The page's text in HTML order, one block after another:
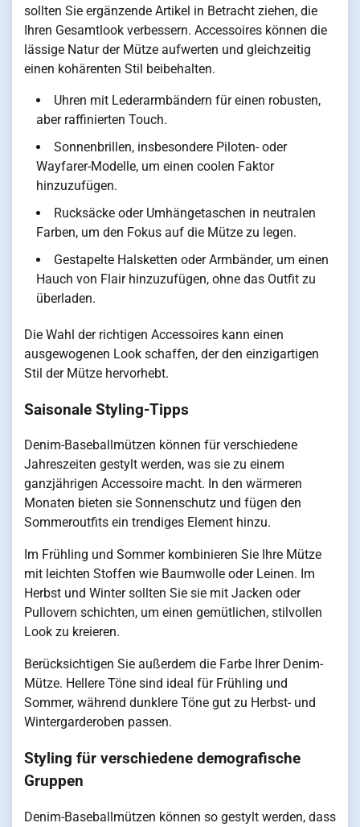
sollten Sie ergänzende Artikel in Betracht ziehen, die
Ihren Gesamtlook verbessern. Accessoires können die
lässige Natur der Mütze aufwerten und gleichzeitig
einen kohärenten Stil beibehalten.
Uhren mit Lederarmbändern für einen robusten,
aber raffinierten Touch.
Sonnenbrillen, insbesondere Piloten- oder
Wayfarer-Modelle, um einen coolen Faktor
hinzuzufügen.
Rucksäcke oder Umhängetaschen in neutralen
Farben, um den Fokus auf die Mütze zu legen.
Gestapelte Halsketten oder Armbänder, um einen
Hauch von Flair hinzuzufügen, ohne das Outfit zu
überladen.
Die Wahl der richtigen Accessoires kann einen
ausgewogenen Look schaffen, der den einzigartigen
Stil der Mütze hervorhebt.
Saisonale Styling-Tipps
Denim-Baseballmützen können für verschiedene
Jahreszeiten gestylt werden, was sie zu einem
ganzjährigen Accessoire macht. In den wärmeren
Monaten bieten sie Sonnenschutz und fügen den
Sommeroutfits ein trendiges Element hinzu.
Im Frühling und Sommer kombinieren Sie Ihre Mütze
mit leichten Stoffen wie Baumwolle oder Leinen. Im
Herbst und Winter sollten Sie sie mit Jacken oder
Pullovern schichten, um einen gemütlichen, stilvollen
Look zu kreieren.
Berücksichtigen Sie außerdem die Farbe Ihrer Denim-
Mütze. Hellere Töne sind ideal für Frühling und
Sommer, während dunklere Töne gut zu Herbst- und
Wintergarderoben passen.
Styling für verschiedene demografische
Gruppen
Denim-Baseballmützen können so gestylt werden, dass